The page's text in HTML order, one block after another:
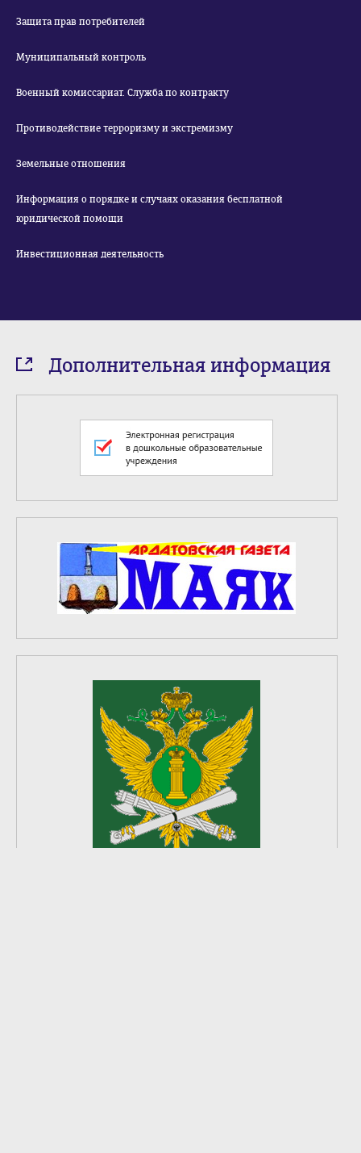
Защита прав потребителей
Муниципальный контроль
Военный комиссариат. Служба по контракту
Противодействие терроризму и экстремизму
Земельные отношения
Информация о порядке и случаях оказания бесплатной
юридической помощи
Инвестиционная деятельность
Дополнительная информация